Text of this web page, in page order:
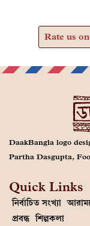
Rate us
DaakBangla logo
Partha Dasgupta,
Quick Links
নির্বাচিত সংখ্যা
প্রবন্ধ শিল্পকলা